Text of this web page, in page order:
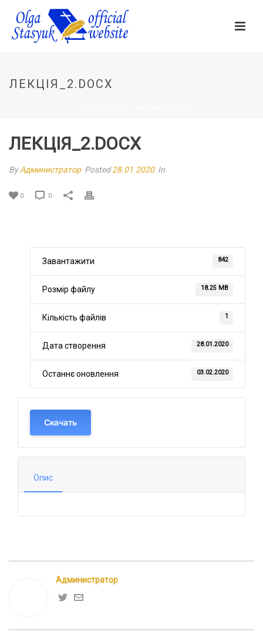
ЛЕКЦІЯ_2.DOCX
ЛЕКЦІЯ_2.DOCX
ByАдминистратор Posted28.01.2020 In
0 0
Завантажити 842
Розмір файлу 18.25 MB
Кількість файлів 1
Дата створення 28.01.2020
Останнє оновлення 03.02.2020
Скачать
Опис
Администратор